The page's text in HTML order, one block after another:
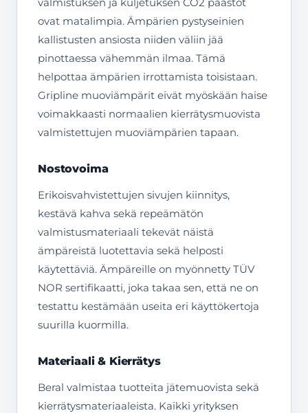
ovat matalimpia. Ämpärien pystyseinien
kallistusten ansiosta niiden väliin jää
pinottaessa vähemmän ilmaa. Tämä
helpottaa ämpärien irrottamista toisistaan.
Gripline muoviämpärit eivät myöskään haise
voimakkaasti normaalien kierrätysmuovista
valmistettujen muoviämpärien tapaan.
Nostovoima
Erikoisvahvistettujen sivujen kiinnitys,
kestävä kahva sekä repeämätön
valmistusmateriaali tekevät näistä
ämpäreistä luotettavia sekä helposti
käytettäviä. Ämpäreille on myönnetty TÜV
NOR sertifikaatti, joka takaa sen, että ne on
testattu kestämään useita eri käyttökertoja
suurilla kuormilla.
Materiaali & Kierrätys
Beral valmistaa tuotteita jätemuovista sekä
kierrätysmateriaaleista. Kaikki yrityksen